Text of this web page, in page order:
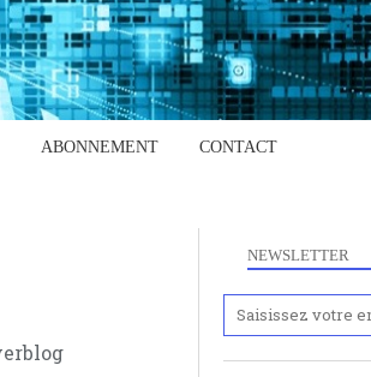
ABONNEMENT CONTACT
NEWSLETTER
Anciennement